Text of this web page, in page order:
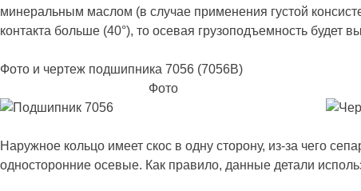
минеральным маслом (в случае применения густой
контакта больше (40°), то осевая грузоподъемность
Фото и чертеж подшипника 7056 (7056B)
Фото
Наружное кольцо имеет скос в одну сторону, из-за чего
односторонние осевые. Как правило, данные детали